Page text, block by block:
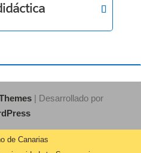
| Desarrollado por
de Canarias